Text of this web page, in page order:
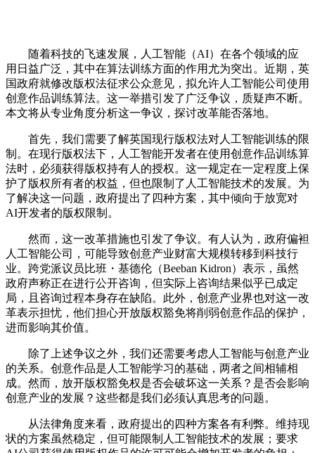
随着科技的飞速发展，人工智能（AI）在各个领域的应
用日益广泛，其中在算法训练方面的作用尤为突出。近期，英
国政府就修改版权法征求公众意见，拟允许人工智能公司使用
创意作品训练算法。这一举措引发了广泛争议，质疑声不断。
本文将从专业角度分析这一争议，探讨改革能否落地。
首先，我们需要了解英国现行版权法对人工智能训练的限
制。在现行版权法下，人工智能开发者在使用创意作品训练算
法时，必须获得版权持有人的授权。这一规定在一定程度上保
护了版权所有者的权益，但也限制了人工智能技术的发展。为
了解决这一问题，政府提出了四种方案，其中倾向于放宽对
AI开发者的版权限制。
然而，这一改革措施也引发了争议。有人认为，政府偏袒
人工智能公司，可能导致创意产业财富大规模转移到科技行
业。跨党派议员比班・基德伦（Beeban Kidron）表示，虽然
政府声称正在进行公开咨询，但实际上咨询结果似乎已成定
局，且咨询过程本身存在缺陷。此外，创意产业界也对这一改
革表示担忧，他们担心开放版权豁免将削弱创意作品的保护，
进而影响其价值。
除了上述争议之外，我们还需要考虑人工智能与创意产业
的关系。创意作品是人工智能学习的基础，两者之间相辅相
成。然而，放开版权豁免权是否会破坏这一关系？是否会影响
创意产业的发展？这些都是我们必须认真思考的问题。
从法律角度来看，政府提出的四种方案各有利弊。维持现
状的方案虽然稳定，但可能限制人工智能技术的发展；要求